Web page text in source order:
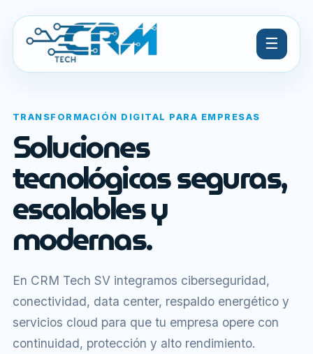
☰
TRANSFORMACIÓN DIGITAL PARA EMPRESAS
Soluciones
tecnológicas seguras,
escalables y
modernas.
En CRM Tech SV integramos ciberseguridad,
conectividad, data center, respaldo energético y
servicios cloud para que tu empresa opere con
continuidad, protección y alto rendimiento.